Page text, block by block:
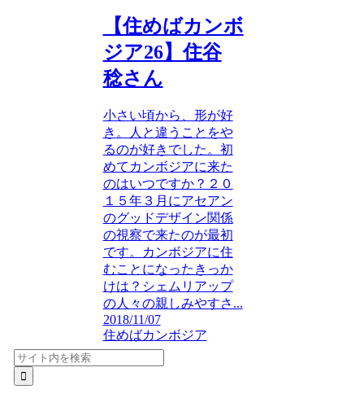
【住めばカンボ
ジア26】住谷
稔さん
小さい頃から、形が好
き。人と違うことをや
るのが好きでした。初
めてカンボジアに来た
のはいつですか？２０
１５年３月にアセアン
のグッドデザイン関係
の視察で来たのが最初
です。カンボジアに住
むことになったきっか
けは？シェムリアップ
の人々の親しみやすさ...
2018/11/07
住めばカンボジア